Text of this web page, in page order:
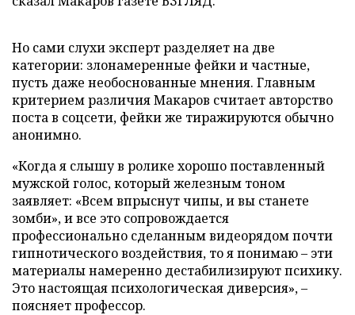
Но сами слухи эксперт разделяет на две
категории: злонамеренные фейки и частные,
пусть даже необоснованные мнения. Главным
критерием различия Макаров считает авторство
поста в соцсети, фейки же тиражируются обычно
анонимно.
«Когда я слышу в ролике хорошо поставленный
мужской голос, который железным тоном
заявляет: «Всем впрыснут чипы, и вы станете
зомби», и все это сопровождается
профессионально сделанным видеорядом почти
гипнотического воздействия, то я понимаю – эти
материалы намеренно дестабилизируют психику.
Это настоящая психологическая диверсия», –
поясняет профессор.